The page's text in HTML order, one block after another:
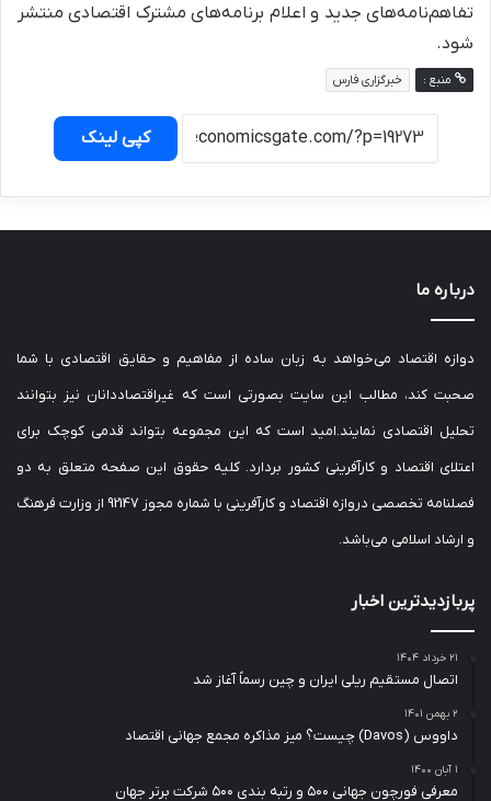
تفاهم‌نامه‌های جدید و اعلام برنامه‌های مشترک اقتصادی منتشر
شود.
منبع : خبرگزاری فارس
کپی لینک
درباره ما
دوازه اقتصاد می‌خواهد به زبان ساده از مفاهیم و حقایق اقتصادی با شما
صحبت کند، مطالب این سایت بصورتی است که غیراقتصاددانان نیز بتوانند
تحلیل اقتصادی نمایند.امید است که این مجموعه بتواند قدمی کوچک برای
اعتلای اقتصاد و کارآفرینی کشور بردارد. کلیه حقوق این صفحه متعلق به دو
فصلنامه تخصصی دروازه اقتصاد و کارآفرینی با شماره مجوز 92147 از وزارت فرهنگ
و ارشاد اسلامی می‌باشد.
پربازدیدترین اخبار
۲۱ خرداد ۱۴۰۴
اتصال مستقیم ریلی ایران و چین رسماً آغاز شد
۲ بهمن ۱۴۰۱
داووس (Davos) چیست؟ میز مذاکره مجمع جهانی اقتصاد
۱ آبان ۱۴۰۰
معرفی فورچون جهانی ۵۰۰ و رتبه بندی ۵۰۰ شرکت برتر جهان